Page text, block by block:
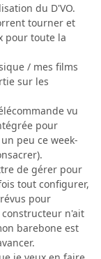
du D'VO.
tourner et
pour toute la
/ mes films
sur les
vu
pour
peu ce week-
de gérer pour
tout configurer,
pour
n'ait
barebone est